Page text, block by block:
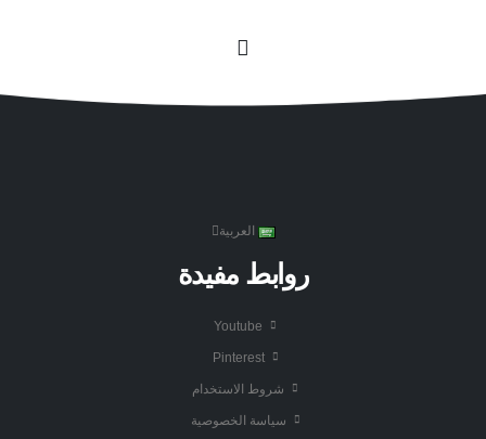
العربية
روابط مفيدة
Youtube
Pinterest
شروط الاستخدام
سياسة الخصوصية